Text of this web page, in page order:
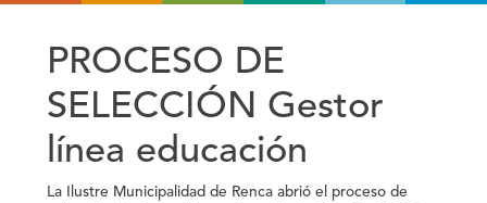
PROCESO DE
SELECCIÓN Gestor
línea educación
La Ilustre Municipalidad de Renca abrió el proceso de